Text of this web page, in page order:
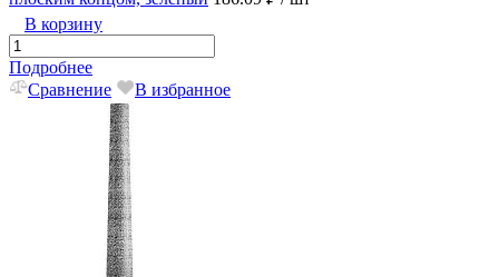
В корзину
Подробнее
Сравнение
В избранное